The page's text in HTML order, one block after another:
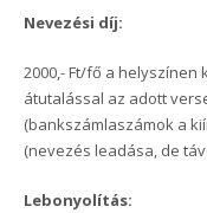
Nevezési díj:
2000,- Ft/fő a
átutalással az adott
(bankszámlaszámok a
(nevezés leadása, de
Lebonyolítás: